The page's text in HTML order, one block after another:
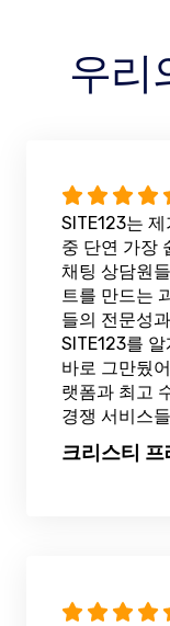
우리
SITE123는
중 단연 가장
채팅 상담원
트를 만드는
들의 전문성
SITE123를
바로 그만뒀
랫폼과 최고
경쟁 서비스
크리스티 프